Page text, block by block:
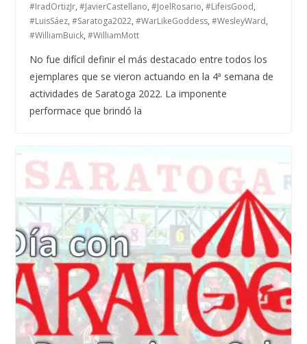
#IradOrtizJr, #JavierCastellano, #JoelRosario, #LifeisGood,
#LuisSáez, #Saratoga2022, #WarLikeGoddess, #WesleyWard,
#WilliamBuick, #WilliamMott
No fue difícil definir el más destacado entre todos los
ejemplares que se vieron actuando en la 4ª semana de
actividades de Saratoga 2022. La imponente
performace que brindó la